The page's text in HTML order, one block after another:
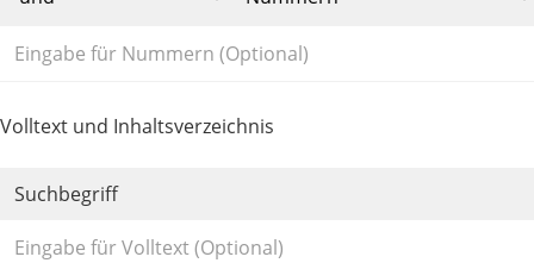
Volltext und Inhaltsverzeichnis
Suchbegriff